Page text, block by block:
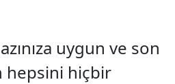
uygun ve son
hepsini hiçbir